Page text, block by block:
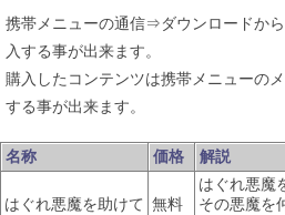
携帯メニューの通信⇒ダウンロードか
入する事が出来ます。
購入したコンテンツは携帯メニューの
する事が出来ます。
名称 価格 解説
はぐれ悪魔を助けて 無料
はぐれ悪魔
その悪魔を